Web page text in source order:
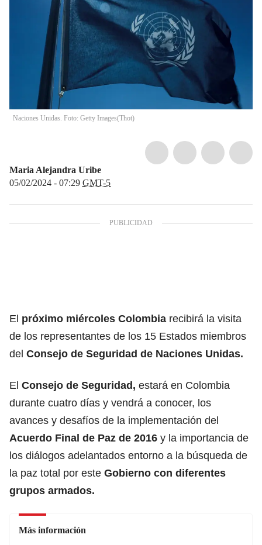
Naciones Unidas. Foto: Getty Images(Thot)
Maria Alejandra Uribe
05/02/2024 - 07:29 GMT-5
El próximo miércoles Colombia recibirá la visita
de los representantes de los 15 Estados miembros
del Consejo de Seguridad de Naciones Unidas.
El Consejo de Seguridad, estará en Colombia
durante cuatro días y vendrá a conocer, los
avances y desafíos de la implementación del
Acuerdo Final de Paz de 2016 y la importancia de
los diálogos adelantados entorno a la búsqueda de
la paz total por este Gobierno con diferentes
grupos armados.
Más información